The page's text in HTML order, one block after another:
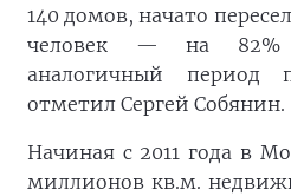
140 домов, начато
человек — на
аналогичный период
отметил Сергей Собянин.
Начиная с 2011 года в
миллионов кв.м.